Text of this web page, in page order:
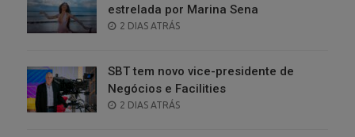
estrelada por Marina Sena
POSTED
2 DIAS ATRÁS
SBT tem novo vice-presidente de
Negócios e Facilities
POSTED
2 DIAS ATRÁS